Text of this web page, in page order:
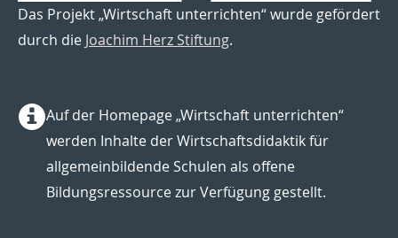
Das Projekt „Wirtschaft unterrichten“ wurde gefördert
durch die Joachim Herz Stiftung.
Auf der Homepage „Wirtschaft unterrichten“
werden Inhalte der Wirtschaftsdidaktik für
allgemeinbildende Schulen als offene
Bildungsressource zur Verfügung gestellt.